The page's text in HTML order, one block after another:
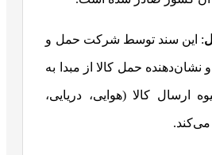
: این سند توسط شرکت حمل و
حمل کالا از مبدا به
کالا (هوایی، دریایی،